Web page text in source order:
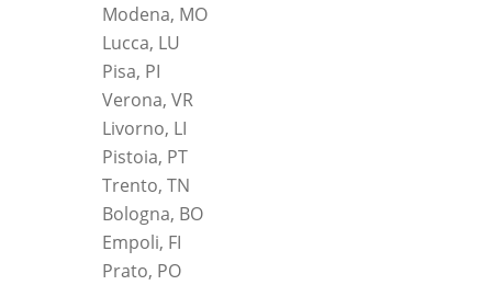
Modena, MO
Lucca, LU
Pisa, PI
Verona, VR
Livorno, LI
Pistoia, PT
Trento, TN
Bologna, BO
Empoli, FI
Prato, PO